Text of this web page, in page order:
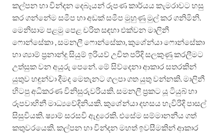
කල්පන හා වින්දන දෙබෑයන් රූපණ කාර්යය කැමරාවට හසු
කර ගන්නේම සමීප හා අඩක් සමීප මුහුණු මුල් කර ගනිමිනි.
මෙනිසාම පළමු පෙළ චරිත සඳහා එක්වන මාලිනී
ෆොන්සේකා , සමනලී ෆොන්සේකා, කුශේන්යා ෆොන්සේකා
හා ශ්‍යාම් ප්‍රනාන්දු සියුම් ඉරියව් උචිත පරිදි සලකුණු කරලීමට
උත්සුක වන අයුරු පෙනේ. මේ සිව්දෙනා ආකාර සතරකින්
යුතුව හඳුන්වා දීමද මෙතැනට ගලපා ගත යුතු වන්නකි. මාලිනී
හිටපු අධිකරණ විනිසුරුවරියකි. සමනලී ප්‍රකට යූ ටියුබ් හා
රූපවාහිනී මාධ්‍යවේදිනියකි. කුශේන්යා දහසය හැවිරිදි පාසල්
සිසුවියකි. ෂ්‍යාම් සරසවි ඇදුරෙකි. එසේම සම්මානනීය ගත්
කතුවරයෙකි. කල්පන හා වින්දන මහත් ඉවසීමකින් ආකාර